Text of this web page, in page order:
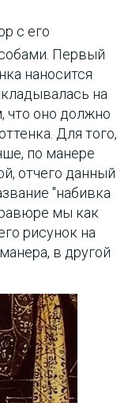
с его
Первый
наносится
на
что оно должно
Для того,
по манере
отчего данный
"набивка
мы как
рисунок на
в другой